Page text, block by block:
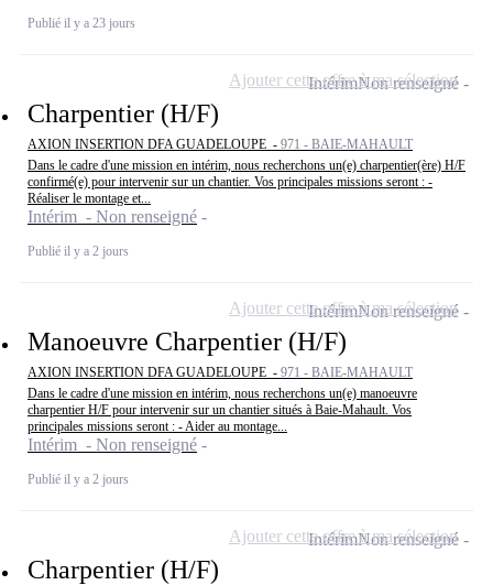
Publié il y a 23 jours
Charpentier (H/F)
AXION INSERTION DFA GUADELOUPE - 971 - BAIE-MAHAULT
Dans le cadre d'une mission en intérim, nous recherchons un(e) charpentier(ère) H/F
confirmé(e) pour intervenir sur un chantier. Vos principales missions seront : -
Réaliser le montage et...
Intérim - Non renseigné
Publié il y a 2 jours
IntérimNon renseigné
Ajouter cette offre à ma sélection
Manoeuvre Charpentier (H/F)
AXION INSERTION DFA GUADELOUPE - 971 - BAIE-MAHAULT
Dans le cadre d'une mission en intérim, nous recherchons un(e) manoeuvre
charpentier H/F pour intervenir sur un chantier situés à Baie-Mahault. Vos
principales missions seront : - Aider au montage...
Intérim - Non renseigné
Publié il y a 2 jours
IntérimNon renseigné
Ajouter cette offre à ma sélection
Charpentier (H/F)
IntérimNon renseigné
Ajouter cette offre à ma sélection